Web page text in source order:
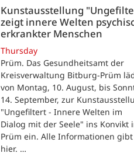
Kunstausstellung
zeigt innere Welten
erkrankter Menschen
Thursday
Prüm. Das Gesundheitsamt der
Kreisverwaltung Bitburg-Prüm
von Montag, 10. August, bis
14. September, zur
"Ungefiltert - Innere Welten im
Dialog mit der Seele" ins Konvikt
Prüm ein. Alle Informationen gibt
hier. …